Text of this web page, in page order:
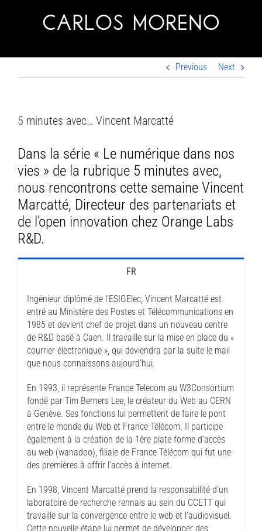
Previous Next
5 minutes avec… Vincent Marcatté
Dans la série « Le numérique dans nos
vies » de la rubrique 5 minutes avec,
nous rencontrons cette semaine Vincent
Marcatté, Directeur des partenariats et
de l’open innovation chez Orange Labs
R&D.
FR
Ingénieur diplômé de l’ESIGElec, Vincent Marcatté est
entré au Ministère des Postes et Télécommunications en
1985 et devient chef de projet dans un nouveau centre
de R&D basé à Caen. Il travaille sur la mise en place du «
courrier électronique », qui deviendra par la suite le mail
que nous connaissons aujourd’hui.
En 1993, il représente France Telecom au W3Consortium
fondé par Tim Berners Lee, le créateur du Web au CERN
à Genève. Ses fonctions lui permettent de faire le pont
entre le monde du Web et France Télécom. Il participe
également à la création de la 1ère plate forme d’accès
au web (wanadoo), filiale de France Télécom qui fut une
des premières à offrir l’accès à internet.
En 1998, Vincent Marcatté prend la responsabilité d’un
laboratoire de recherche rennais au sein du CCETT qui
travaille sur la convergence entre le web et l’audiovisuel.
Cette nouvelle étape lui permet de développer des